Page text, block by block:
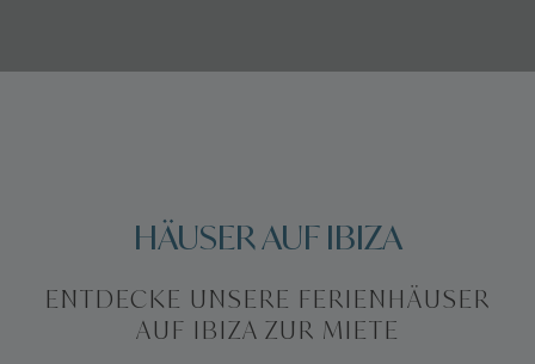
HÄUSER AUF IBIZA
ENTDECKE UNSERE FERIENHÄUSER
AUF IBIZA ZUR MIETE